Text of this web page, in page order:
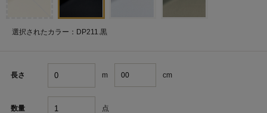
選択されたカラー：DP211.黒
長さ m cm
数量 点